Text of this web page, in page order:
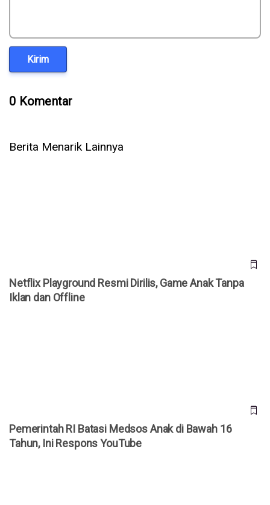
Kirim
0 Komentar
Berita Menarik Lainnya
Netflix Playground Resmi Dirilis, Game Anak Tanpa
Iklan dan Offline
Pemerintah RI Batasi Medsos Anak di Bawah 16
Tahun, Ini Respons YouTube